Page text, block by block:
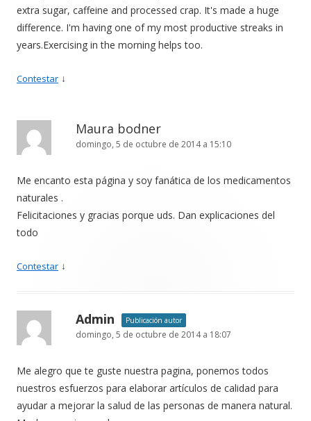
extra sugar, caffeine and processed crap. It's made a huge
difference. I'm having one of my most productive streaks in
years.Exercising in the morning helps too.
Contestar ↓
Maura bodner
domingo, 5 de octubre de 2014 a 15:10
Me encanto esta página y soy fanática de los medicamentos
naturales .
Felicitaciones y gracias porque uds. Dan explicaciones del
todo
Contestar ↓
Admin Publicación autor
domingo, 5 de octubre de 2014 a 18:07
Me alegro que te guste nuestra pagina, ponemos todos
nuestros esfuerzos para elaborar artículos de calidad para
ayudar a mejorar la salud de las personas de manera natural.